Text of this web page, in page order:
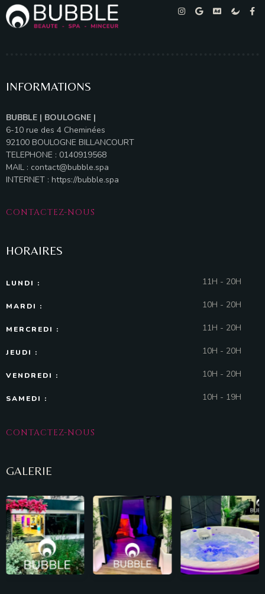
INFORMATIONS
BUBBLE | BOULOGNE |
6-10 rue des 4 Cheminées
92100 BOULOGNE BILLANCOURT
TELEPHONE : 0140919568
MAIL : contact@bubble.spa
INTERNET : https://bubble.spa
CONTACTEZ-NOUS
HORAIRES
LUNDI : 11H - 20H
MARDI : 10H - 20H
MERCREDI : 11H - 20H
JEUDI : 10H - 20H
VENDREDI : 10H - 20H
SAMEDI : 10H - 19H
CONTACTEZ-NOUS
GALERIE